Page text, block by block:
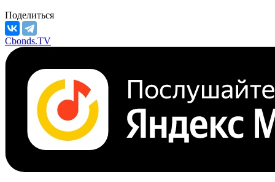
Поделиться
Cbonds.TV